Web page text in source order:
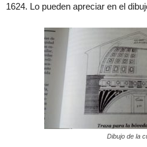
1624. Lo pueden apreciar en el
Dibujo de la